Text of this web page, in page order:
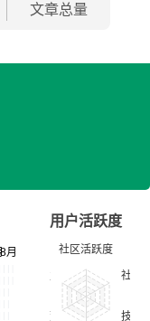
文章总量
用户活跃度